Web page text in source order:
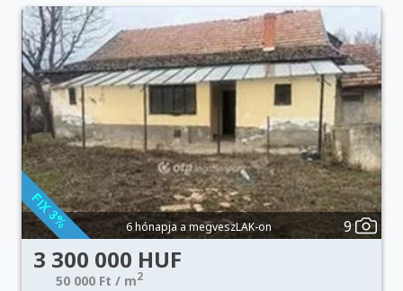
6 hónapja a megveszLAK-on 9
3 300 000 HUF
50 000 Ft / m2